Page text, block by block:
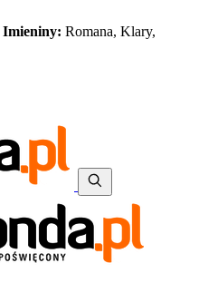
Imieniny: Romana, Klary,